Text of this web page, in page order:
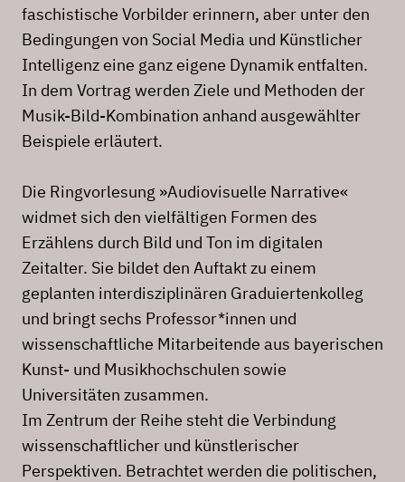
faschistische Vorbilder erinnern, aber unter den
Bedingungen von Social Media und Künstlicher
Intelligenz eine ganz eigene Dynamik entfalten.
In dem Vortrag werden Ziele und Methoden der
Musik-Bild-Kombination anhand ausgewählter
Beispiele erläutert.
Die Ringvorlesung »Audiovisuelle Narrative«
widmet sich den vielfältigen Formen des
Erzählens durch Bild und Ton im digitalen
Zeitalter. Sie bildet den Auftakt zu einem
geplanten interdisziplinären Graduiertenkolleg
und bringt sechs Professor*innen und
wissenschaftliche Mitarbeitende aus bayerischen
Kunst- und Musikhochschulen sowie
Universitäten zusammen.
Im Zentrum der Reihe steht die Verbindung
wissenschaftlicher und künstlerischer
Perspektiven. Betrachtet werden die politischen,